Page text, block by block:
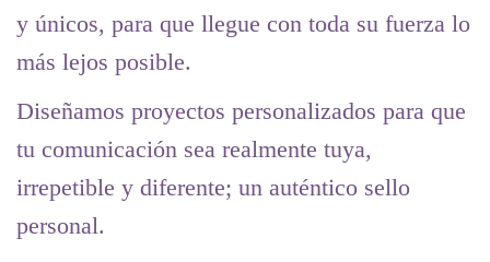
y únicos, para que llegue con toda su fuerza lo
más lejos posible.
Diseñamos proyectos personalizados para que
tu comunicación sea realmente tuya,
irrepetible y diferente; un auténtico sello
personal.